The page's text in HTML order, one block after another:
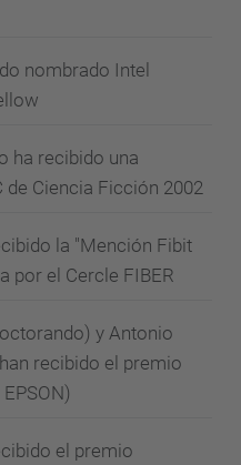
nombrado Intel
ha recibido una
de Ciencia Ficción 2002
la "Mención Fibit
por el Cercle FIBER
y Antonio
recibido el premio
el premio